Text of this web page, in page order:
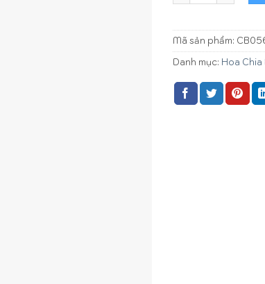
Mã sản phẩm:
Danh mục: Hoa Chia